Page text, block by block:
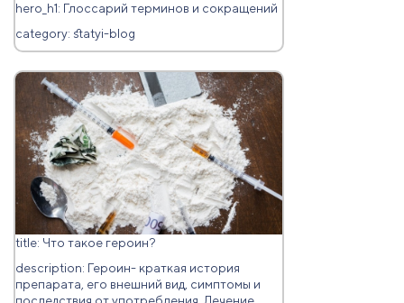
hero_h1: Глоссарий терминов и сокращений
category: statyi-blog
title: Что такое героин?
description: Героин- краткая история
препарата, его внешний вид, симптомы и